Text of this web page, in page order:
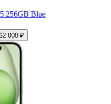
256GB Blue
000 ₽